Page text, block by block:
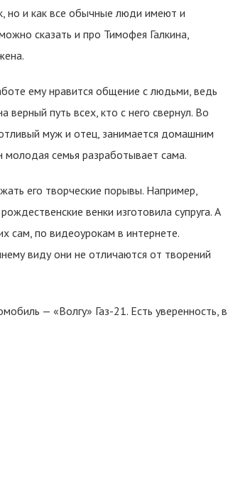
но и как все обычные люди имеют и
сказать и про Тимофея Галкина,
ему нравится общение с людьми, ведь
путь всех, кто с него свернул. Во
муж и отец, занимается домашним
семья разработывает сама.
его творческие порывы. Например,
венки изготовила супруга. А
сам, по видеоурокам в интернете.
виду они не отличаются от творений
— «Волгу» Газ-21. Есть уверенность, в